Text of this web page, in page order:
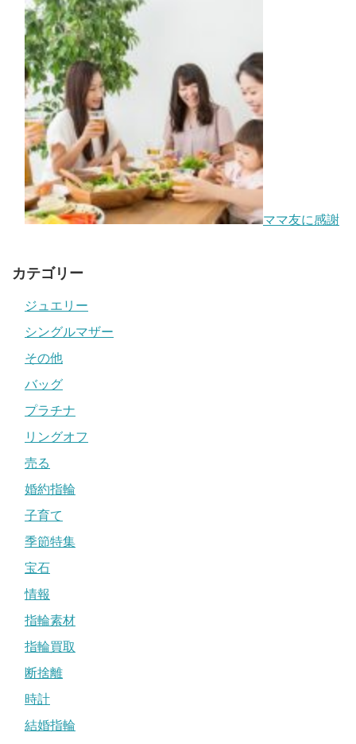
ママ友に感謝
カテゴリー
ジュエリー
シングルマザー
その他
バッグ
プラチナ
リングオフ
売る
婚約指輪
子育て
季節特集
宝石
情報
指輪素材
指輪買取
断捨離
時計
結婚指輪